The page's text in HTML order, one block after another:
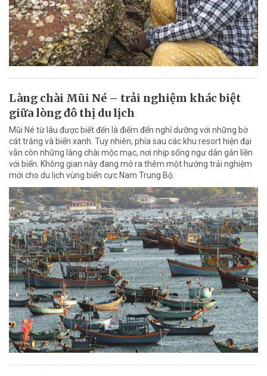
Làng chài Mũi Né – trải nghiệm khác biệt
giữa lòng đô thị du lịch
Mũi Né từ lâu được biết đến là điểm đến nghỉ dưỡng với những bờ
cát trắng và biển xanh. Tuy nhiên, phía sau các khu resort hiện đại
vẫn còn những làng chài mộc mạc, nơi nhịp sống ngư dân gắn liền
với biển. Không gian này đang mở ra thêm một hướng trải nghiệm
mới cho du lịch vùng biển cực Nam Trung Bộ.